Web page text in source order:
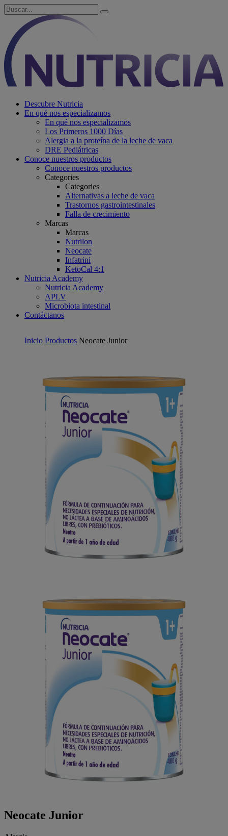
Descubre Nutricia
En qué nos especializamos
En qué nos especializamos
Los Primeros 1000 Días
Alergia a la proteína de la leche de vaca
DRE Pediátricas
Conoce nuestros productos
Conoce nuestros productos
Categories
Categories
Alternativas a leche de vaca
Trastornos gastrointestinales
Falla de crecimiento
Marcas
Marcas
Nutrilon
Neocate
Infatrini
KetoCal 4:1
Nutricia Academy
Nutricia Academy
APLV
Microbiota intestinal
Contáctanos
Inicio Productos Neocate Junior
Neocate Junior